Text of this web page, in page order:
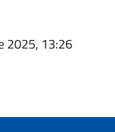
2025, 13:26